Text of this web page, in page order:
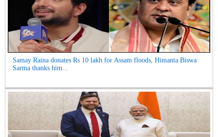
Samay Raina donates Rs 10 lakh for Assam floods, Himanta Biswa
Sarma thanks him...